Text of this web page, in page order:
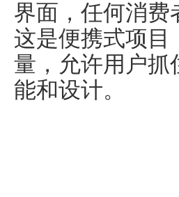
界面，任何消费
这是便携式项目
量，允许用户抓
能和设计。